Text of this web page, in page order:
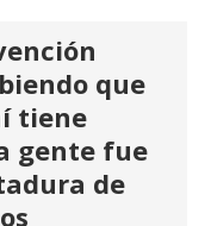
que
tiene
gente fue
de